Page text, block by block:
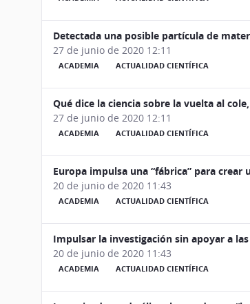
Detectada una posible partícula de
27 de junio de 2020 12:11
ACADEMIA ACTUALIDAD CIENTÍFICA
Qué dice la ciencia sobre la vuelta al
27 de junio de 2020 12:11
ACADEMIA ACTUALIDAD CIENTÍFICA
Europa impulsa una “fábrica” para crear
20 de junio de 2020 11:43
ACADEMIA ACTUALIDAD CIENTÍFICA
Impulsar la investigación sin apoyar a
20 de junio de 2020 11:43
ACADEMIA ACTUALIDAD CIENTÍFICA